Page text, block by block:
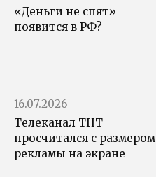
«Деньги не спят»
появится в РФ?
16.07.2026
Телеканал ТНТ
просчитался с размером
рекламы на экране